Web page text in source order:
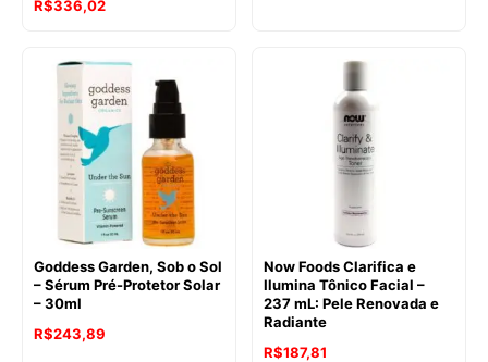
R$336,02
Goddess Garden, Sob o Sol
– Sérum Pré-Protetor Solar
– 30ml
R$243,89
Now Foods Clarifica e
Ilumina Tônico Facial –
237 mL: Pele Renovada e
Radiante
R$187,81